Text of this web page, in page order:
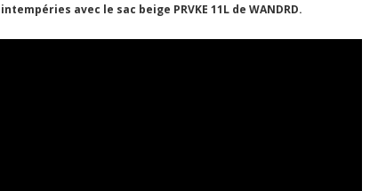
avec le sac beige PRVKE 11L de WANDRD.